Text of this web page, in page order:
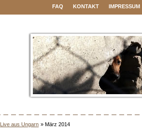
FAQ KONTAKT IMPRESSUM
Live aus Ungarn » März 2014